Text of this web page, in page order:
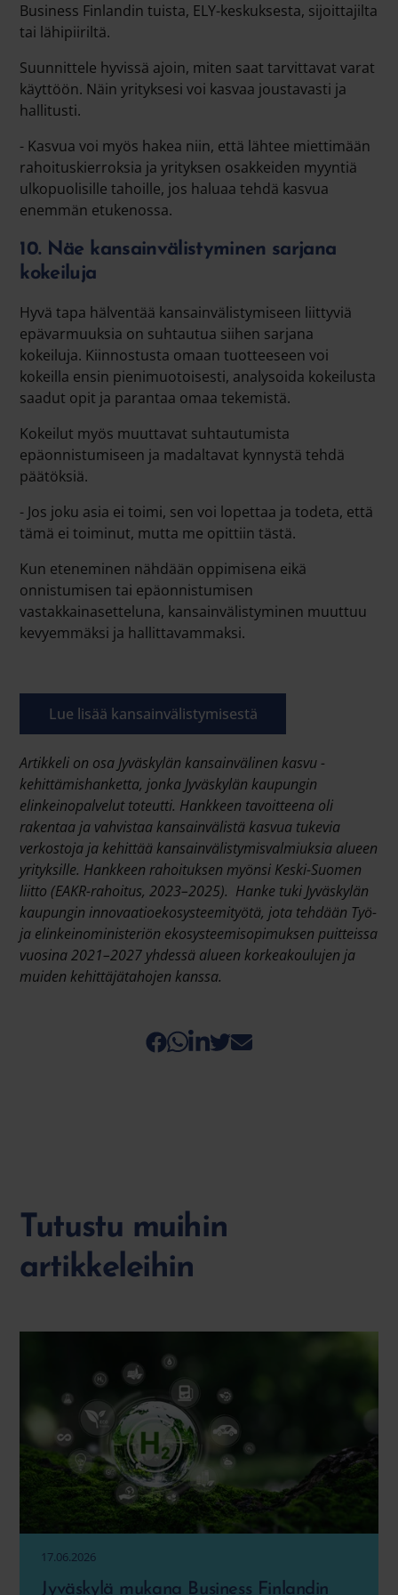
Business Finlandin tuista, ELY-keskuksesta, sijoittajilta
tai lähipiiriltä.
Suunnittele hyvissä ajoin, miten saat tarvittavat varat
käyttöön. Näin yrityksesi voi kasvaa joustavasti ja
hallitusti.
- Kasvua voi myös hakea niin, että lähtee miettimään
rahoituskierroksia ja yrityksen osakkeiden myyntiä
ulkopuolisille tahoille, jos haluaa tehdä kasvua
enemmän etukenossa.
10. Näe kansainvälistyminen sarjana
kokeiluja
Hyvä tapa hälventää kansainvälistymiseen liittyviä
epävarmuuksia on suhtautua siihen sarjana
kokeiluja. Kiinnostusta omaan tuotteeseen voi
kokeilla ensin pienimuotoisesti, analysoida kokeilusta
saadut opit ja parantaa omaa tekemistä.
Kokeilut myös muuttavat suhtautumista
epäonnistumiseen ja madaltavat kynnystä tehdä
päätöksiä.
- Jos joku asia ei toimi, sen voi lopettaa ja todeta, että
tämä ei toiminut, mutta me opittiin tästä.
Kun eteneminen nähdään oppimisena eikä
onnistumisen tai epäonnistumisen
vastakkainasetteluna, kansainvälistyminen muuttuu
kevyemmäksi ja hallittavammaksi.
Lue lisää kansainvälistymisestä
Artikkeli on osa Jyväskylän kansainvälinen kasvu -
kehittämishanketta, jonka Jyväskylän kaupungin
elinkeinopalvelut toteutti. Hankkeen tavoitteena oli
rakentaa ja vahvistaa kansainvälistä kasvua tukevia
verkostoja ja kehittää kansainvälistymisvalmiuksia alueen
yrityksille. Hankkeen rahoituksen myönsi Keski-Suomen
liitto (EAKR-rahoitus, 2023–2025). Hanke tuki Jyväskylän
kaupungin innovaatioekosysteemityötä, jota tehdään Työ-
ja elinkeinoministeriön ekosysteemisopimuksen puitteissa
vuosina 2021–2027 yhdessä alueen korkeakoulujen ja
muiden kehittäjätahojen kanssa.
Tutustu muihin
artikkeleihin
17.06.2026
Jyväskylä mukana Business Finlandin